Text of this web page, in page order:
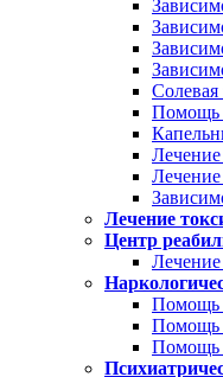
Солевая
Помощь
Лечение
Лечение
Лечение
Центр
Лечение
Помощь
Помощь
Помощь